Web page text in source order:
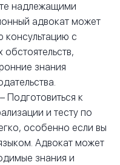
надлежащими
адвокат может
консультацию с
знания
– Подготовиться к
и тесту по
особенно если вы
Адвокат может
знания и